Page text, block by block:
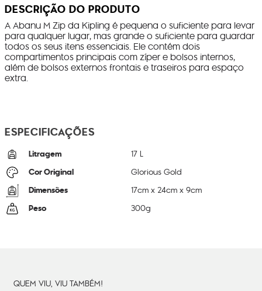
DESCRIÇÃO DO PRODUTO
A Abanu M Zip da Kipling é pequena o suficiente para levar
para qualquer lugar, mas grande o suficiente para guardar
todos os seus itens essenciais. Ele contém dois
compartimentos principais com zíper e bolsos internos,
além de bolsos externos frontais e traseiros para espaço
extra.
ESPECIFICAÇÕES
Litragem 17 L
Cor Original Glorious Gold
Dimensões 17cm x24cm x9cm
Peso 300g
QUEM VIU, VIU TAMBÉM!